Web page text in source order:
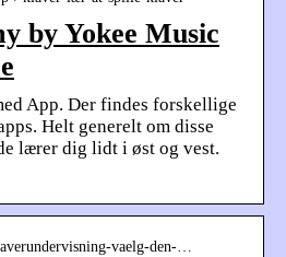
by Yokee Music
App. Der findes forskellige
Helt generelt om disse
lærer dig lidt i øst og vest.
vaelg-den-…